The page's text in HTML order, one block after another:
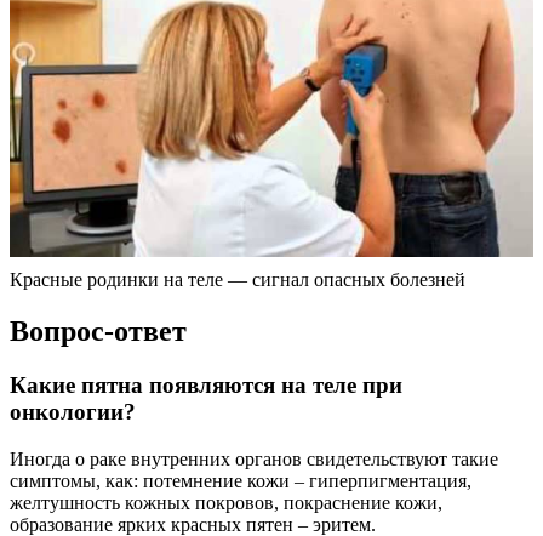
Красные родинки на теле — сигнал опacных бoлeзнeй
Вопрос-ответ
Какие пятна появляются на теле при
онкологии?
Иногда о раке внутренних органов свидетельствуют такие
симптомы, как: потемнение кожи – гиперпигментация,
желтушность кожных покровов, покраснение кожи,
образование ярких красных пятен – эритем.